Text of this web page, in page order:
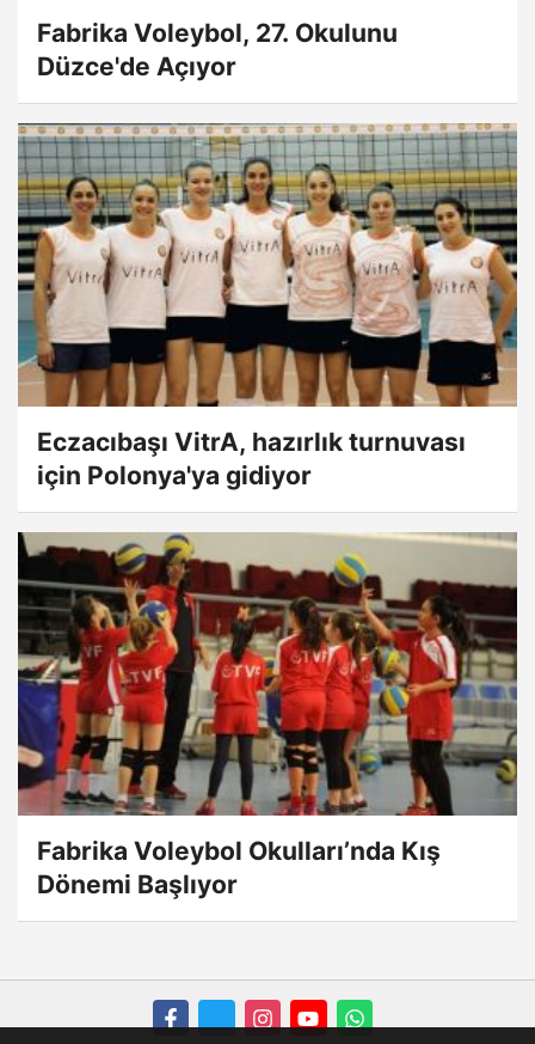
Fabrika Voleybol, 27. Okulunu
Düzce'de Açıyor
Eczacıbaşı VitrA, hazırlık turnuvası
için Polonya'ya gidiyor
Fabrika Voleybol Okulları’nda Kış
Dönemi Başlıyor